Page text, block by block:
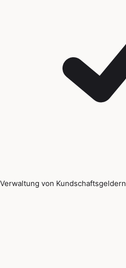
Verwaltung von Kundschaftsgeldern